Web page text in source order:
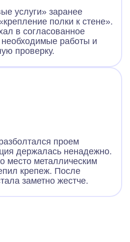
услуги» заранее
полки к стене».
в согласованное
работы и
проверку.
проем
держалась ненадежно.
место металлическим
крепеж. После
заметно жестче.